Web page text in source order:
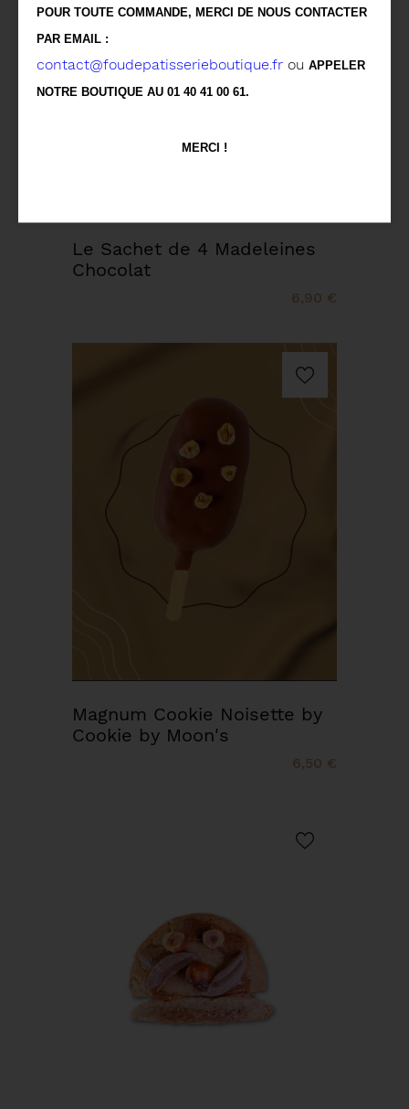
POUR TOUTE COMMANDE, MERCI DE NOUS CONTACTER
PAR EMAIL :
contact@foudepatisserieboutique.fr ou APPELER
NOTRE BOUTIQUE AU 01 40 41 00 61.
MERCI !
Le Sachet de 4 Madeleines
Chocolat
6,90 €
Magnum Cookie Noisette by
Cookie by Moon's
6,50 €